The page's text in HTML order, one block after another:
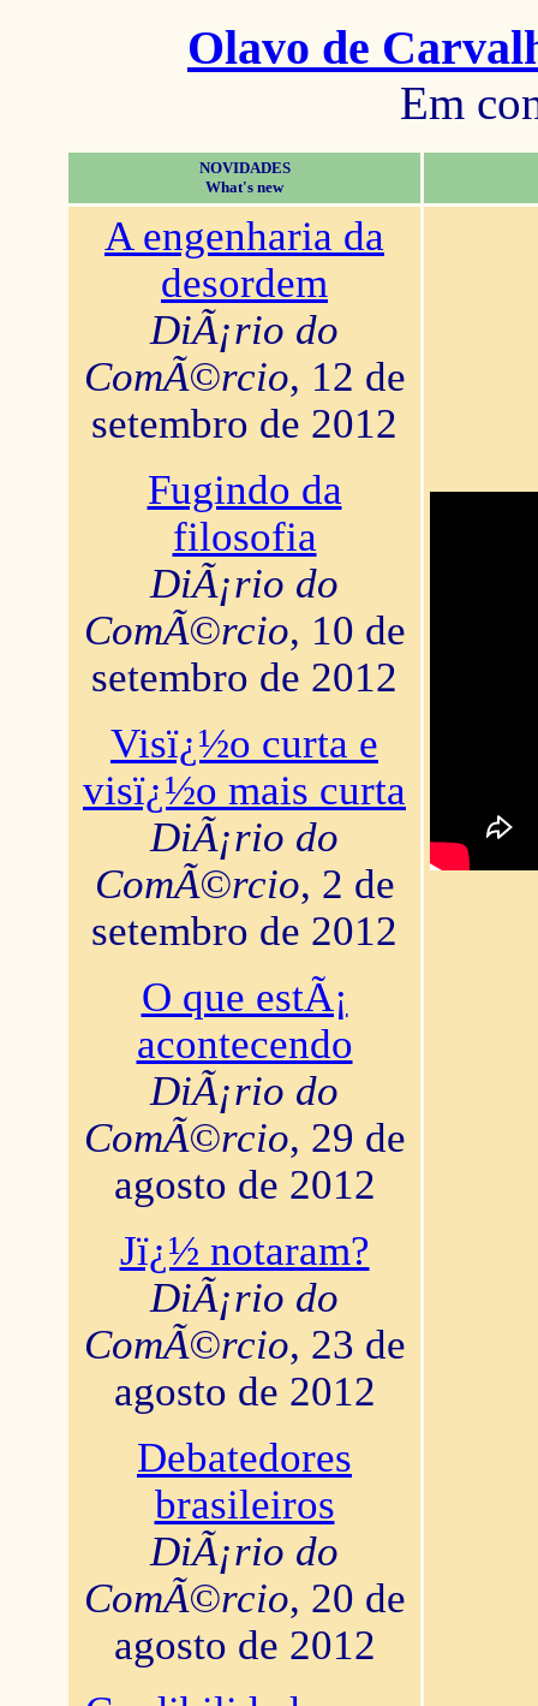
Olavo de
Em
NOVIDADES
What's new
A engenharia da
desordem
DiÃ¡rio do
ComÃ©rcio, 12 de
setembro de 2012
Fugindo da
filosofia
DiÃ¡rio do
ComÃ©rcio, 10 de
setembro de 2012
Visï¿½o curta e
visï¿½o mais curta
DiÃ¡rio do
ComÃ©rcio, 2 de
setembro de 2012
O que estÃ¡
acontecendo
DiÃ¡rio do
ComÃ©rcio, 29 de
agosto de 2012
Jï¿½ notaram?
DiÃ¡rio do
ComÃ©rcio, 23 de
agosto de 2012
Debatedores
brasileiros
DiÃ¡rio do
ComÃ©rcio, 20 de
agosto de 2012